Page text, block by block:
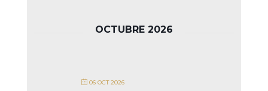
OCTUBRE 2026
06 OCT 2026